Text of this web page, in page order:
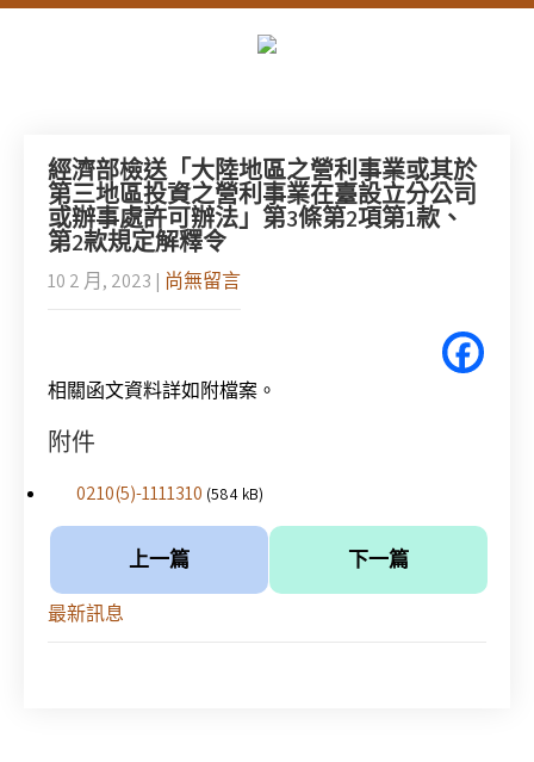
經濟部檢送「大陸地區之營利事業或其於
第三地區投資之營利事業在臺設立分公司
或辦事處許可辦法」第3條第2項第1款、
第2款規定解釋令
10 2 月, 2023 | 尚無留言
相關函文資料詳如附檔案。
附件
0210(5)-1111310 (584 kB)
上一篇 下一篇
最新訊息